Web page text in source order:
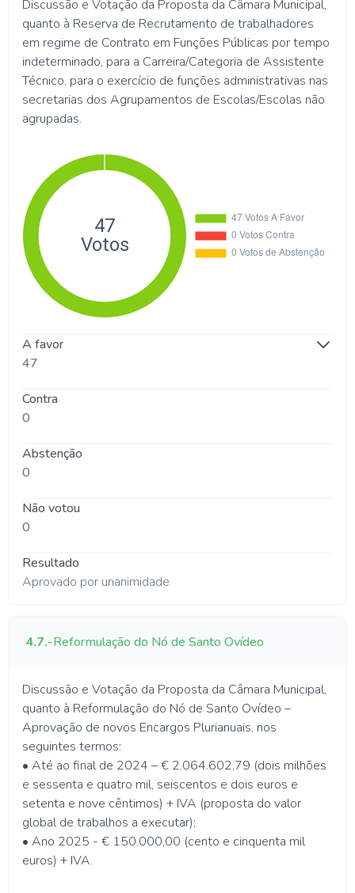
Discussão e Votação da Proposta da Câmara Municipal,
quanto à Reserva de Recrutamento de trabalhadores
em regime de Contrato em Funções Públicas por tempo
indeterminado, para a Carreira/Categoria de Assistente
Técnico, para o exercício de funções administrativas nas
secretarias dos Agrupamentos de Escolas/Escolas não
agrupadas.
A favor
47
Contra
0
Abstenção
0
Não votou
0
Resultado
Aprovado por unanimidade
4.7.-Reformulação do Nó de Santo Ovídeo
Discussão e Votação da Proposta da Câmara Municipal,
quanto à Reformulação do Nó de Santo Ovídeo –
Aprovação de novos Encargos Plurianuais, nos
seguintes termos:
• Até ao final de 2024 – € 2.064.602,79 (dois milhões
e sessenta e quatro mil, seiscentos e dois euros e
setenta e nove cêntimos) + IVA (proposta do valor
global de trabalhos a executar);
• Ano 2025 - € 150.000,00 (cento e cinquenta mil
euros) + IVA.